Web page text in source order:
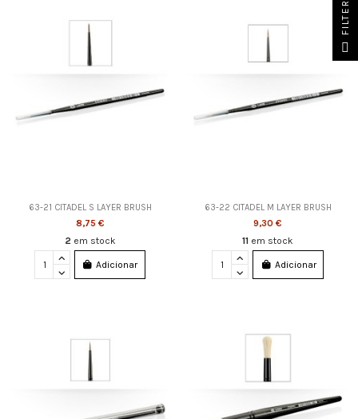
63-21 CITADEL S LAYER BRUSH
8,75 €
2 em stock
Adicionar
63-22 CITADEL M LAYER BRUSH
9,30 €
11 em stock
Adicionar
FILTER